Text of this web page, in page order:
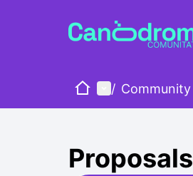
HomeMain menu
/ Community
Proposals